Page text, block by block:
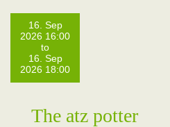
16. Sep
2026 16:00
to
16. Sep
2026 18:00
The atz potter